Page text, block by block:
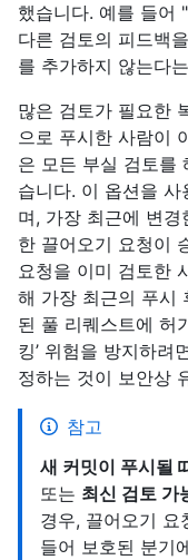
했습니다. 예를 들어
다른 검토의 피드백
를 추가하지 않는다
많은 검토가 필요한
으로 푸시한 사람이
은 모든 부실 검토를
습니다. 이 옵션을
며, 가장 최근에 변
한 끌어오기 요청이
요청을 이미 검토한
해 가장 최근의 푸시
된 풀 리퀘스트에 허
킹’ 위험을 방지하려
정하는 것이 보안상
참고
새 커밋이 푸시될
또는 최신 검토 가
경우, 끌어오기
들어 보호된 분기